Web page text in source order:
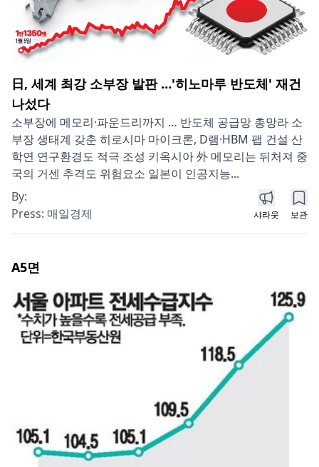
日, 세계 최강 소부장 발판 …'히노마루 반도체' 재건
나섰다
소부장에 메모리·파운드리까지 … 반도체 공급망 총망라 소
부장 생태계 갖춘 히로시마 마이크론, D램·HBM 팹 건설 산
학연 연구환경도 적극 조성 키옥시아 外 메모리는 뒤처져 중
국의 거센 추격도 위험요소 일본이 인공지능...
By:
Press: 매일경제 샤라웃 보관
A5면